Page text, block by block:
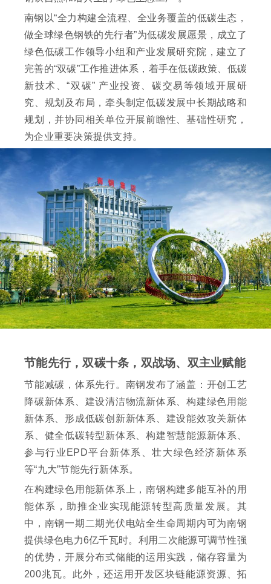
南钢以“全力构建全流程、全业务覆盖的低碳生态，
做全球绿色钢铁的先行者”为低碳发展愿景，成立了
绿色低碳工作领导小组和产业发展研究院，建立了
完善的“双碳”工作推进体系，着手在低碳政策、低碳
新技术、“双碳” 产业投资、碳交易等领域开展研
究、规划及布局，牵头制定低碳发展中长期战略和
规划，并协同相关单位开展前瞻性、基础性研究，
为企业重要决策提供支持。
节能先行，双碳十条，双战场、双主业赋能
节能减碳，体系先行。南钢发布了涵盖：开创工艺
降碳新体系、建设清洁物流新体系、构建绿色用能
新体系、形成低碳创新新体系、建设能效攻关新体
系、健全低碳转型新体系、构建智慧能源新体系、
参与行业EPD平台新体系、壮大绿色经济新体系
等“九大”节能先行新体系。
在构建绿色用能新体系上，南钢构建多能互补的用
能体系，助推企业实现能源转型高质量发展。其
中，南钢一期二期光伏电站全生命周期内可为南钢
提供绿色电力6亿千瓦时。利用二次能源可调节性强
的优势，开展分布式储能的运用实践，储存容量为
200兆瓦。此外，还运用开发区块链能源资源、拓